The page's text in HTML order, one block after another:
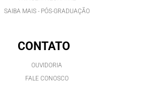
SAIBA MAIS - PÓS-GRADUAÇÃO
CONTATO
OUVIDORIA
FALE CONOSCO